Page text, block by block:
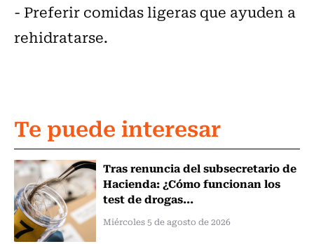
- Preferir comidas ligeras que ayuden a
rehidratarse.
Te puede interesar
Tras renuncia del subsecretario de
Hacienda: ¿Cómo funcionan los
test de drogas...
Miércoles 5 de agosto de 2026